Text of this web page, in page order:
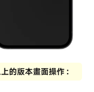
的版本畫面操作：